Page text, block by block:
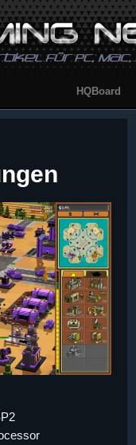
HQBoard